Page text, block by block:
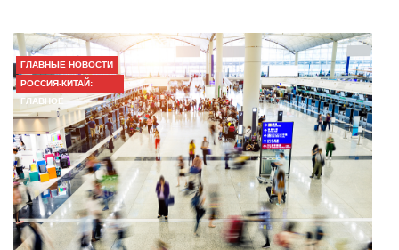
ГЛАВНЫЕ НОВОСТИ
РОССИЯ-КИТАЙ:
ГЛАВНОЕ